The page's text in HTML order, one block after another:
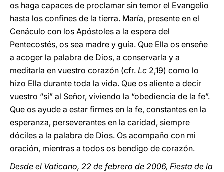
os haga capaces de proclamar sin temor el Evangelio
hasta los confines de la tierra. María, presente en el
Cenáculo con los Apóstoles a la espera del
Pentecostés, os sea madre y guía. Que Ella os enseñe
a acoger la palabra de Dios, a conservarla y a
meditarla en vuestro corazón (cfr. Lc 2,19) como lo
hizo Ella durante toda la vida. Que os aliente a decir
vuestro “sí” al Señor, viviendo la “obediencia de la fe”.
Que os ayude a estar firmes en la fe, constantes en la
esperanza, perseverantes en la caridad, siempre
dóciles a la palabra de Dios. Os acompaño con mi
oración, mientras a todos os bendigo de corazón.
Desde el Vaticano, 22 de febrero de 2006, Fiesta de la